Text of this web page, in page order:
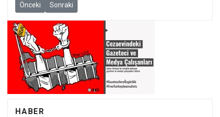
Önceki makale: Bir gazeteciyi öldürmek ne anlama gelir?
Önceki Sonraki makale: BBC Türkçe grevi, gazetecilerin
Sonraki
HABER